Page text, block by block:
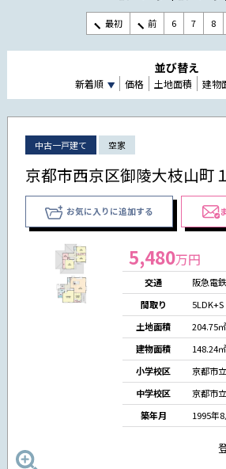
最初 前 6 7 8
並び替え
新着順 価格 土地面積 建物
中古一戸建て 空家
京都市西京区御陵大枝山町
お気に入りに追加する
5,480万円
交通
阪急電
間取り
5LDK+S
土地面積
204.75㎡
建物面積
148.24㎡
小学校区
京都市
中学校区
京都市
築年月
1995年